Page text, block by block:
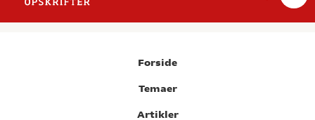
Forside
Temaer
Artikler